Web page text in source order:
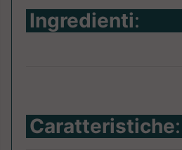
Ingredienti:
Caratteristiche: